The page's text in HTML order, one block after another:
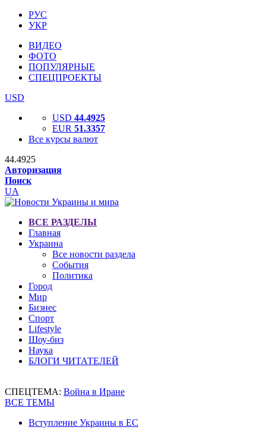
РУС
УКР
ВИДЕО
ФОТО
ПОПУЛЯРНЫЕ
СПЕЦПРОЕКТЫ
USD
USD 44.4925
EUR 51.3357
Все курсы валют
44.4925
Авторизация
Поиск
UA
ВСЕ РАЗДЕЛЫ
Главная
Украина
Все новости раздела
События
Политика
Город
Мир
Бизнес
Спорт
Lifestyle
Шоу-биз
Наука
БЛОГИ ЧИТАТЕЛЕЙ
СПЕЦТЕМА: Война в Иране
ВСЕ ТЕМЫ
Вступление Украины в ЕС